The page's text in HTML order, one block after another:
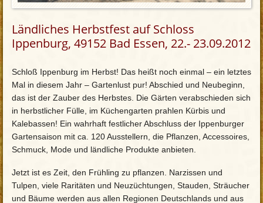
Ländliches Herbstfest auf Schloss
Ippenburg, 49152 Bad Essen, 22.- 23.09.2012
Schloß Ippenburg im Herbst! Das heißt noch einmal – ein letztes
Mal in diesem Jahr – Gartenlust pur! Abschied und Neubeginn,
das ist der Zauber des Herbstes. Die Gärten verabschieden sich
in herbstlicher Fülle, im Küchengarten prahlen Kürbis und
Kalebassen! Ein wahrhaft festlicher Abschluss der Ippenburger
Gartensaison mit ca. 120 Ausstellern, die Pflanzen, Accessoires,
Schmuck, Mode und ländliche Produkte anbieten.
Jetzt ist es Zeit, den Frühling zu pflanzen. Narzissen und
Tulpen, viele Raritäten und Neuzüchtungen, Stauden, Sträucher
und Bäume werden aus allen Regionen Deutschlands und aus